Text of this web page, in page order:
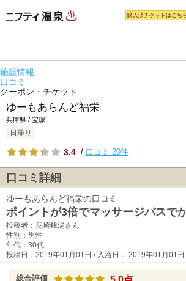
購入済チケットはこち
施設情報
口コミ
クーポン・チケット
ゆーもあらんど福栄
兵庫県 / 宝塚
日帰り
3.4 / 口コミ 20件
口コミ詳細
ゆーもあらんど福栄の口コミ
ポイントが3倍でマッサージバスで
投稿者：尼崎銭湯さん
性別：男性
年代：30代
投稿日：2019年01月01日 / 入浴日： 2019年01月01
総合評価